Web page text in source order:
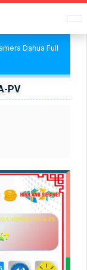
Dahua Full
PV